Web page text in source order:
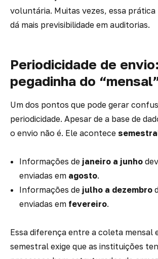
voluntária. Muitas vezes, essa prática
dá mais previsibilidade em auditorias.
Periodicidade de
pegadinha do
Um dos pontos que pode gerar
periodicidade. Apesar de a base de
o envio não é. Ele acontece
Informações de janeiro a junho
enviadas em agosto.
Informações de julho a dezembro
enviadas em fevereiro.
Essa diferença entre a coleta mensal
semestral exige que as instituições